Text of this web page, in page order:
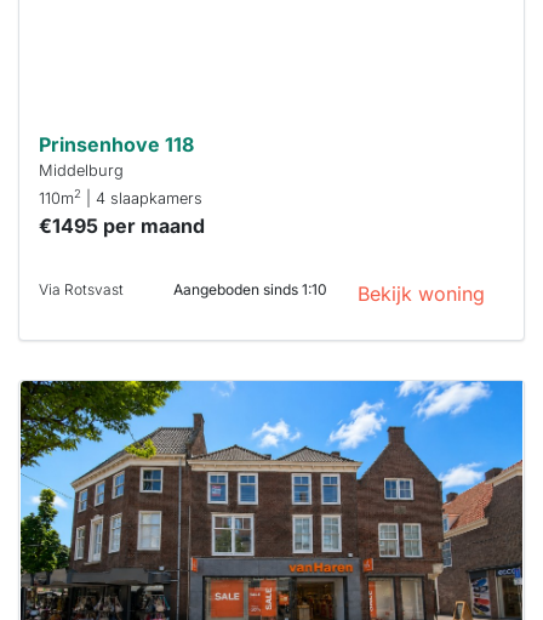
Prinsenhove 118
Middelburg
110m2 | 4 slaapkamers
€1495 per maand
Via Rotsvast Aangeboden sinds 1:10 Bekijk woning
Deze woning
is
waarschijnlijk
al verhuurd
Om kans te
maken moet je
binnen 15
minuten
reageren.
Stekkies helpt
je hierbij!